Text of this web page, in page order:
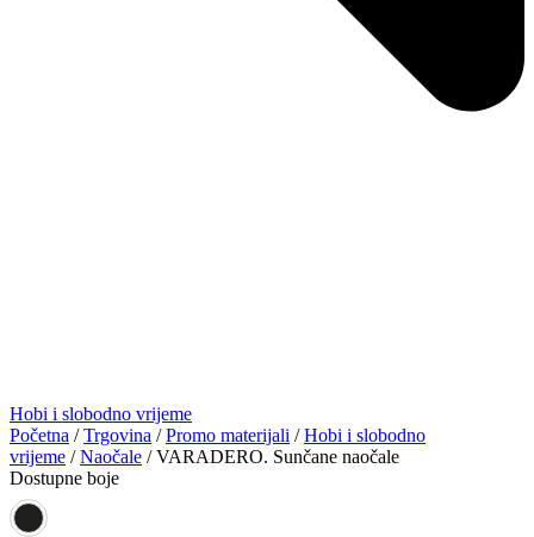
Hobi i slobodno vrijeme
Početna /Trgovina /Promo materijali /Hobi i slobodno
vrijeme /Naočale / VARADERO. Sunčane naočale
Dostupne boje